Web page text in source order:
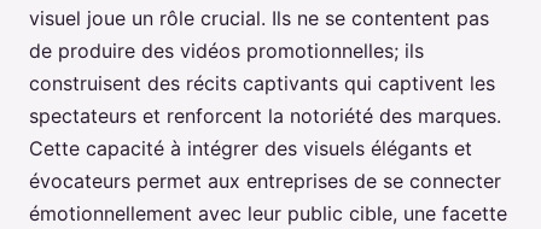
visuel joue un rôle crucial. Ils ne se contentent pas
de produire des vidéos promotionnelles; ils
construisent des récits captivants qui captivent les
spectateurs et renforcent la notoriété des marques.
Cette capacité à intégrer des visuels élégants et
évocateurs permet aux entreprises de se connecter
émotionnellement avec leur public cible, une facette